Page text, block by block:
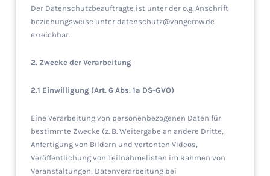
Der Datenschutzbeauftragte ist unter der o.g. Anschrift
beziehungsweise unter datenschutz@vangerow.de
erreichbar.
2. Zwecke der Verarbeitung
2.1 Einwilligung (Art. 6 Abs. 1a DS-GVO)
Eine Verarbeitung von personenbezogenen Daten für
bestimmte Zwecke (z. B. Weitergabe an andere Dritte,
Anfertigung von Bildern und vertonten Videos,
Veröffentlichung von Teilnahmelisten im Rahmen von
Veranstaltungen, Datenverarbeitung bei